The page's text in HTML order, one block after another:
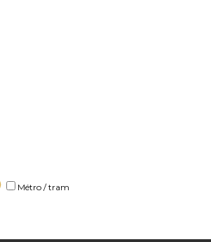
Métro / tram